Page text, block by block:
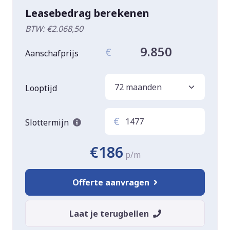
Leasebedrag berekenen
BTW: €2.068,50
Aanschafprijs € 9.850
Looptijd
Slottermijn €
€186 p/m
Offerte aanvragen
Laat je terugbellen